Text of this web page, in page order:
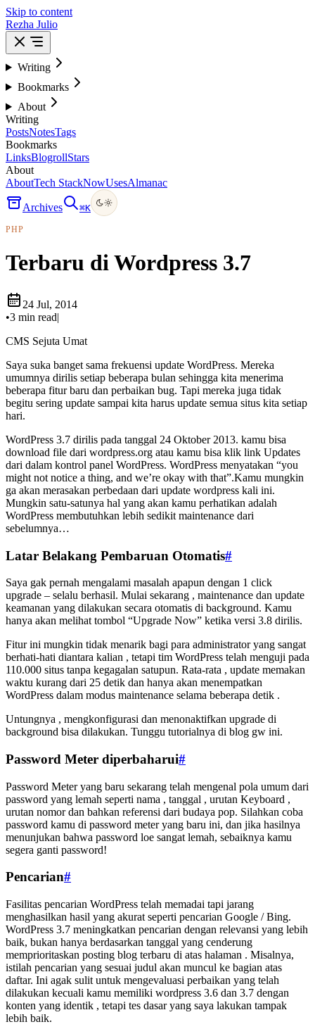
Skip to content
Rezha Julio
Writing
Bookmarks
About
Writing
PostsNotesTags
Bookmarks
LinksBlogrollStars
About
AboutTech StackNowUsesAlmanac
Archives ⌘K
PHP
Terbaru di Wordpress 3.7
24 Jul, 2014
•3 min read|
CMS Sejuta Umat
Saya suka banget sama frekuensi update WordPress. Mereka
umumnya dirilis setiap beberapa bulan sehingga kita menerima
beberapa fitur baru dan perbaikan bug. Tapi mereka juga tidak
begitu sering update sampai kita harus update semua situs kita setiap
hari.
WordPress 3.7 dirilis pada tanggal 24 Oktober 2013. kamu bisa
download file dari wordpress.org atau kamu bisa klik link Updates
dari dalam kontrol panel WordPress. WordPress menyatakan “you
might not notice a thing, and we’re okay with that”.Kamu mungkin
ga akan merasakan perbedaan dari update wordpress kali ini.
Mungkin satu-satunya hal yang akan kamu perhatikan adalah
WordPress membutuhkan lebih sedikit maintenance dari
sebelumnya…
Latar Belakang Pembaruan Otomatis#
Saya gak pernah mengalami masalah apapun dengan 1 click
upgrade – selalu berhasil. Mulai sekarang , maintenance dan update
keamanan yang dilakukan secara otomatis di background. Kamu
hanya akan melihat tombol “Upgrade Now” ketika versi 3.8 dirilis.
Fitur ini mungkin tidak menarik bagi para administrator yang sangat
berhati-hati diantara kalian , tetapi tim WordPress telah menguji pada
110.000 situs tanpa kegagalan satupun. Rata-rata , update memakan
waktu kurang dari 25 detik dan hanya akan menempatkan
WordPress dalam modus maintenance selama beberapa detik .
Untungnya , mengkonfigurasi dan menonaktifkan upgrade di
background bisa dilakukan. Tunggu tutorialnya di blog gw ini.
Password Meter diperbaharui#
Password Meter yang baru sekarang telah mengenal pola umum dari
password yang lemah seperti nama , tanggal , urutan Keyboard ,
urutan nomor dan bahkan referensi dari budaya pop. Silahkan coba
password kamu di password meter yang baru ini, dan jika hasilnya
menunjukan bahwa password loe sangat lemah, sebaiknya kamu
segera ganti password!
Pencarian#
Fasilitas pencarian WordPress telah memadai tapi jarang
menghasilkan hasil yang akurat seperti pencarian Google / Bing.
WordPress 3.7 meningkatkan pencarian dengan relevansi yang lebih
baik, bukan hanya berdasarkan tanggal yang cenderung
memprioritaskan posting blog terbaru di atas halaman . Misalnya,
istilah pencarian yang sesuai judul akan muncul ke bagian atas
daftar. Ini agak sulit untuk mengevaluasi perbaikan yang telah
dilakukan kecuali kamu memiliki wordpress 3.6 dan 3.7 dengan
konten yang identik , tetapi tes dasar yang saya lakukan tampak
lebih baik.